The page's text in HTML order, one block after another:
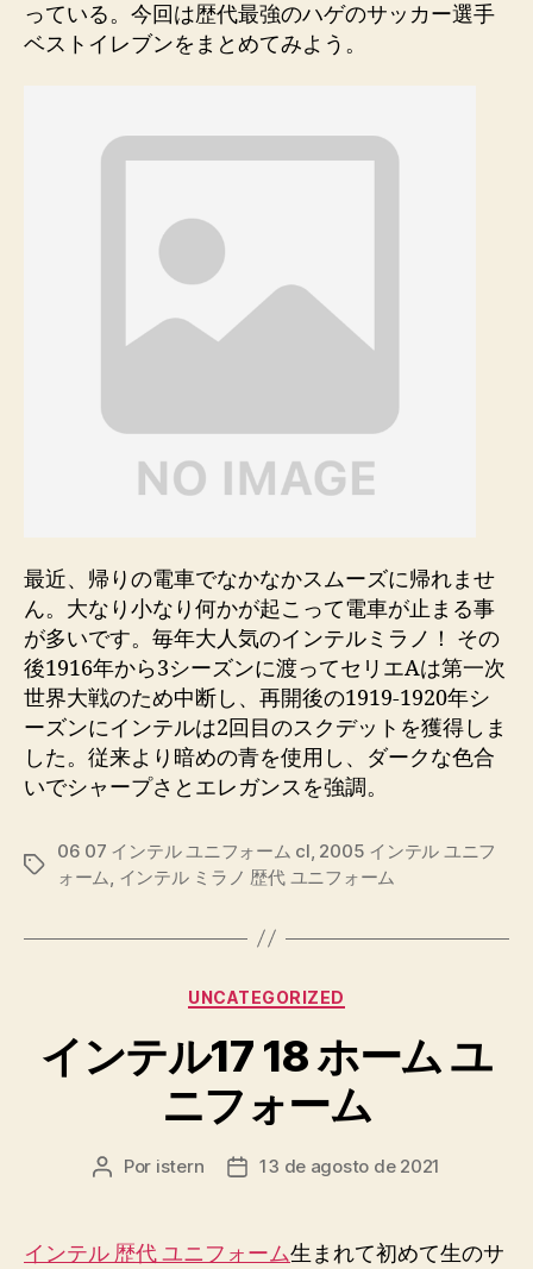
っている。今回は歴代最強のハゲのサッカー選手
ベストイレブンをまとめてみよう。
最近、帰りの電車でなかなかスムーズに帰れませ
ん。大なり小なり何かが起こって電車が止まる事
が多いです。毎年大人気のインテルミラノ！ その
後1916年から3シーズンに渡ってセリエAは第一次
世界大戦のため中断し、再開後の1919-1920年シ
ーズンにインテルは2回目のスクデットを獲得しま
した。従来より暗めの青を使用し、ダークな色合
いでシャープさとエレガンスを強調。
Etiquetas
06 07 インテル ユニフォーム cl 2005 インテル ユニフ
ォーム インテル ミラノ 歴代 ユニフォーム
Categorías
UNCATEGORIZED
インテル17 18 ホーム ユ
ニフォーム
Autor
entrada
Por istern
Fecha
entrada
13 de agosto de 2021
インテル 歴代 ユニフォーム生まれて初めて生のサ